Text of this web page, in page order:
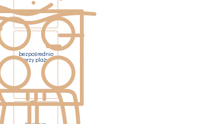
bezpośrednio
przy plaży